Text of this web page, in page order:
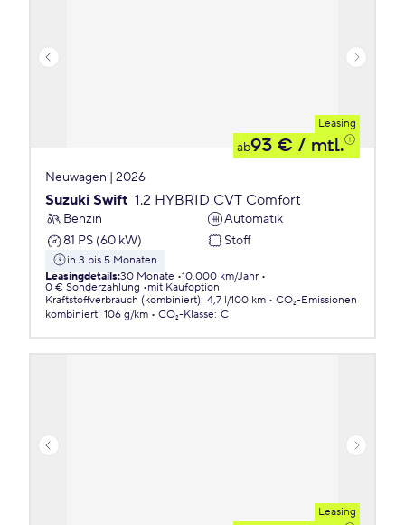
Leasing
ab93 € / mtl.
Neuwagen | 2026
Suzuki Swift 1.2 HYBRID CVT Comfort
Benzin
Automatik
81 PS (60 kW)
Stoff
in 3 bis 5 Monaten
Leasingdetails:30 Monate 10.000 km/Jahr
0 € Sonderzahlung
mit Kaufoption
Kraftstoffverbrauch (kombiniert): 4,7 l/100 km
CO₂-Emissionen
kombiniert: 106 g/km CO₂-Klasse: C
Leasing